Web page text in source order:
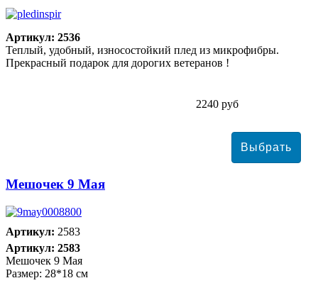
Артикул: 2536
Теплый, удобный, износостойкий плед из микрофибры.
Прекрасный подарок для дорогих ветеранов !
2240 руб
Мешочек 9 Мая
Артикул: 2583
Артикул: 2583
Мешочек 9 Мая
Размер: 28*18 см